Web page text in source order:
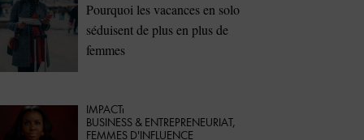
Pourquoi les vacances en solo
séduisent de plus en plus de
femmes
IMPACT
⁠BUSINESS & ENTREPRENEURIAT ,
FEMMES D'INFLUENCE